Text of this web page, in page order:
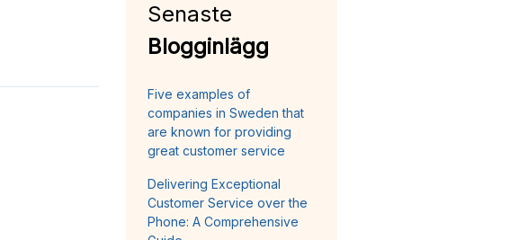
Senaste
Blogginlägg
Five examples of
companies in Sweden that
are known for providing
great customer service
Delivering Exceptional
Customer Service over the
Phone: A Comprehensive